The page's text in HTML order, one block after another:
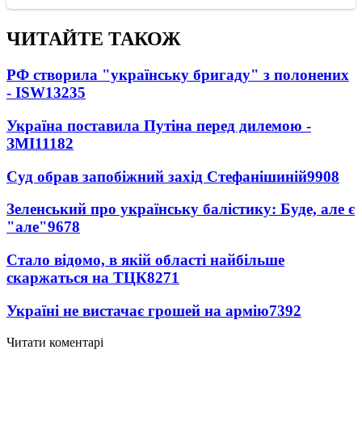
ЧИТАЙТЕ ТАКОЖ
РФ створила "українську бригаду" з полонених
- ISW13235
Україна поставила Путіна перед дилемою -
ЗМІ11182
Суд обрав запобіжний захід Стефанішиній9908
Зеленський про українську балістику: Буде, але є
"але"9678
Стало відомо, в якій області найбільше
скаржаться на ТЦК8271
Україні не вистачає грошей на армію7392
Читати коментарі